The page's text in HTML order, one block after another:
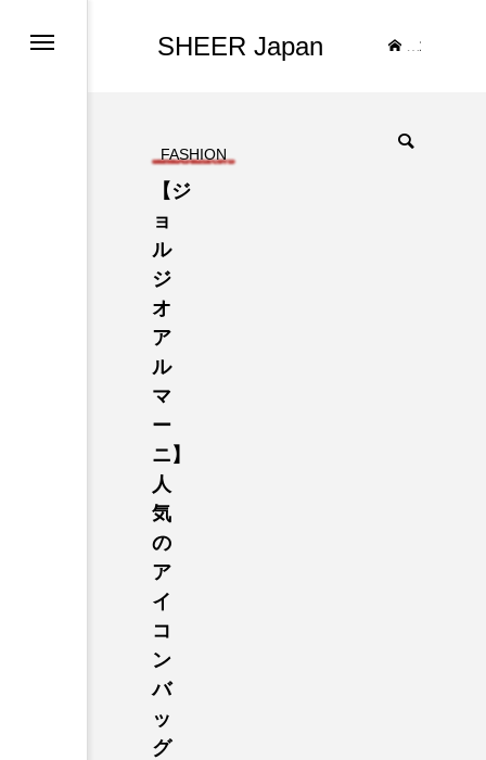
SHEER Japan
FASHION
【ジ
ョ
ル
ジ
オ
ア
ル
マ
ー
ニ】
人
気
の
ア
イ
コ
ン
バ
ッ
グ